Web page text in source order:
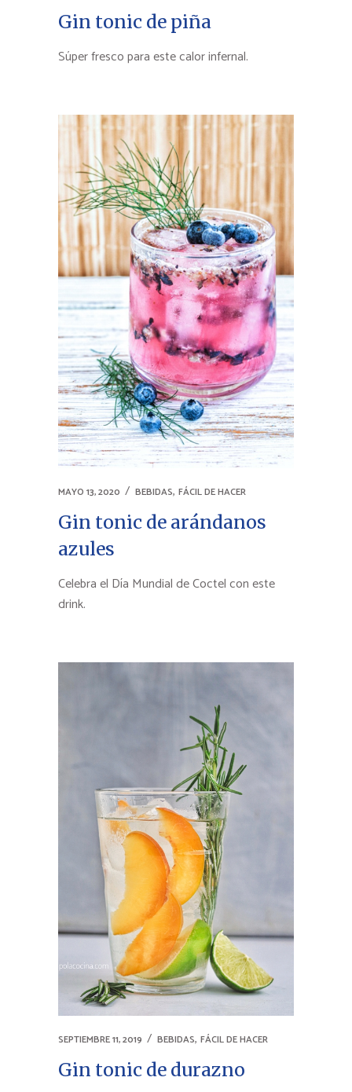
Gin tonic de piña
Súper fresco para este calor infernal.
MAYO 13, 2020 BEBIDAS, FÁCIL DE HACER
Gin tonic de arándanos
azules
Celebra el Día Mundial de Coctel con este
drink.
SEPTIEMBRE 11, 2019 BEBIDAS, FÁCIL DE HACER
Gin tonic de durazno